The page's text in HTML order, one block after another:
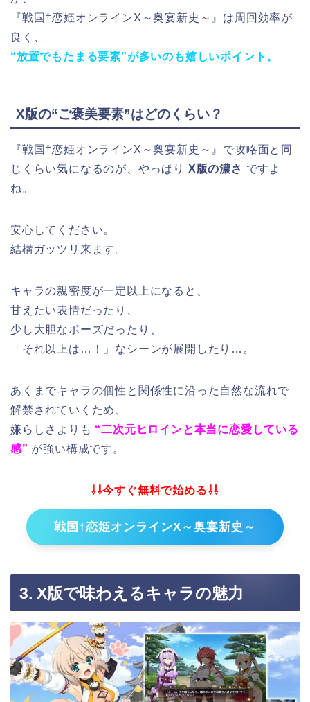
『戦国†恋姫オンラインX～奥宴新史～』は周回効率が
良く、
“放置でもたまる要素”が多いのも嬉しいポイント。
X版の“ご褒美要素”はどのくらい？
『戦国†恋姫オンラインX～奥宴新史～』で攻略面と同
じくらい気になるのが、やっぱり X版の濃さ ですよ
ね。
安心してください。
結構ガッツリ来ます。
キャラの親密度が一定以上になると、
甘えたい表情だったり、
少し大胆なポーズだったり、
「それ以上は…！」なシーンが展開したり…。
あくまでキャラの個性と関係性に沿った自然な流れで
解禁されていくため、
嫌らしさよりも “二次元ヒロインと本当に恋愛している
感” が強い構成です。
⇩⇩今すぐ無料で始める⇩⇩
戦国†恋姫オンラインX～奥宴新史～
3. X版で味わえるキャラの魅力